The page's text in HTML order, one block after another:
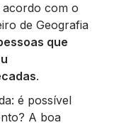
acordo com o
de Geografia
que
.
é possível
A boa